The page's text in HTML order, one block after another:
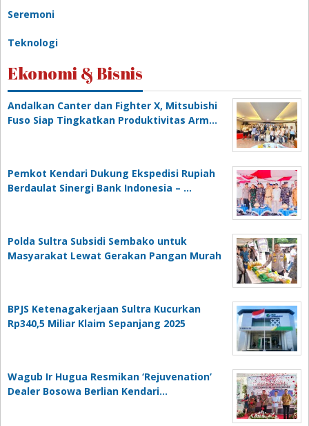
Seremoni
Teknologi
Ekonomi & Bisnis
Andalkan Canter dan Fighter X, Mitsubishi
Fuso Siap Tingkatkan Produktivitas Arm…
Pemkot Kendari Dukung Ekspedisi Rupiah
Berdaulat Sinergi Bank Indonesia – …
Polda Sultra Subsidi Sembako untuk
Masyarakat Lewat Gerakan Pangan Murah
BPJS Ketenagakerjaan Sultra Kucurkan
Rp340,5 Miliar Klaim Sepanjang 2025
Wagub Ir Hugua Resmikan ‘Rejuvenation’
Dealer Bosowa Berlian Kendari…